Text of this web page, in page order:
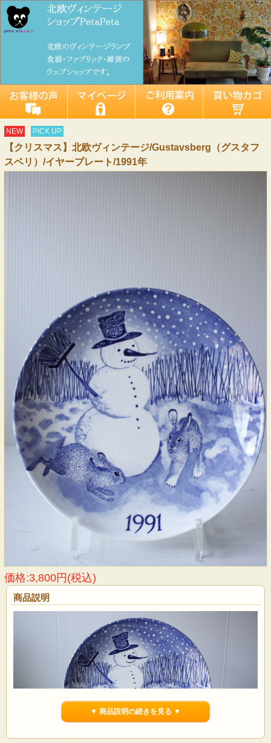
NEW PICK UP
【クリスマス】北欧ヴィンテージ/Gustavsberg（グスタフ
スベリ）/イヤープレート/1991年
価格:3,800円(税込)
商品説明
▼ 商品説明の続きを見る ▼